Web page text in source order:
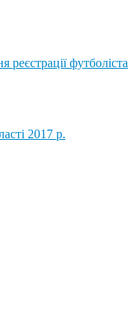
футболіста
2017 р.